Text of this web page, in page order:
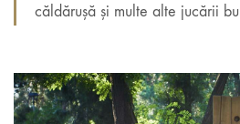
căldărușă și multe alte jucării